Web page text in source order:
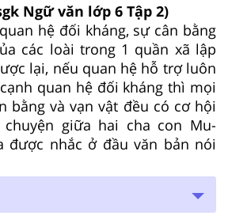
Ngữ văn lớp 6 Tập 2)
hệ đối kháng, sự cân bằng
các loài trong 1 quần xã lập
lại, nếu quan hệ hỗ trợ luôn
quan hệ đối kháng thì mọi
bằng và vạn vật đều có cơ hội
chuyện giữa hai cha con Mu-
được nhắc ở đầu văn bản nói